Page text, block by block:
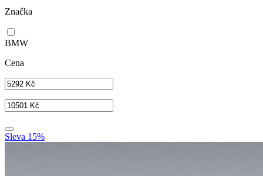
Značka
BMW
Cena
Sleva 15%